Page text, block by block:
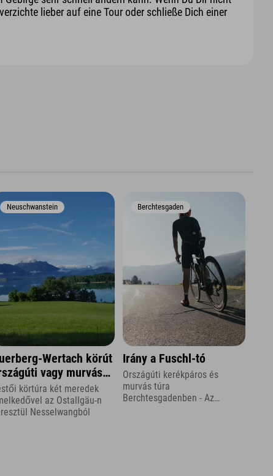
lieber auf eine Tour oder schließe Dich einer
Neuschwanstein
Wertach körút
vagy murvás
körtúra két meredek
az Ostallgäu-n
Nesselwangból
Berchtesgaden
Irány a Fuschl-tó
Országúti kerékpáros és
murvás túra
Berchtesgadenben - Az